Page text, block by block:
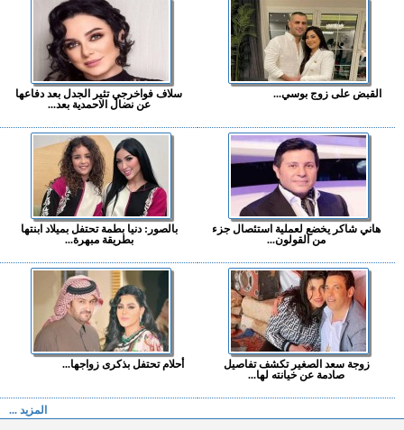
القبض على زوج بوسي...
سلاف فواخرجي تثير الجدل بعد دفاعها
عن نضال الاحمدية بعد...
هاني شاكر يخضع لعملية استئصال جزء
من القولون...
بالصور: دنيا بطمة تحتفل بميلاد ابنتها
بطريقة مبهرة...
زوجة سعد الصغير تكشف تفاصيل
صادمة عن خيانته لها...
أحلام تحتفل بذكرى زواجها...
المزيد ...